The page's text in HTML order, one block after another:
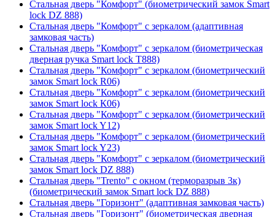
Стальная дверь "Комфорт" (биометрический замок Smart
lock DZ 888)
Стальная дверь "Комфорт" с зеркалом (адаптивная
замковая часть)
Стальная дверь "Комфорт" с зеркалом (биометрическая
дверная ручка Smart lock T888)
Стальная дверь "Комфорт" с зеркалом (биометрический
замок Smart lock R06)
Стальная дверь "Комфорт" с зеркалом (биометрический
замок Smart lock К06)
Стальная дверь "Комфорт" с зеркалом (биометрический
замок Smart lock Y12)
Стальная дверь "Комфорт" с зеркалом (биометрический
замок Smart lock Y23)
Стальная дверь "Комфорт" с зеркалом (биометрический
замок Smart lock DZ 888)
Стальная дверь "Trento" с окном (терморазрыв 3к)
(биометрический замок Smart lock DZ 888)
Стальная дверь "Горизонт" (адаптивная замковая часть)
Стальная дверь "Горизонт" (биометрическая дверная